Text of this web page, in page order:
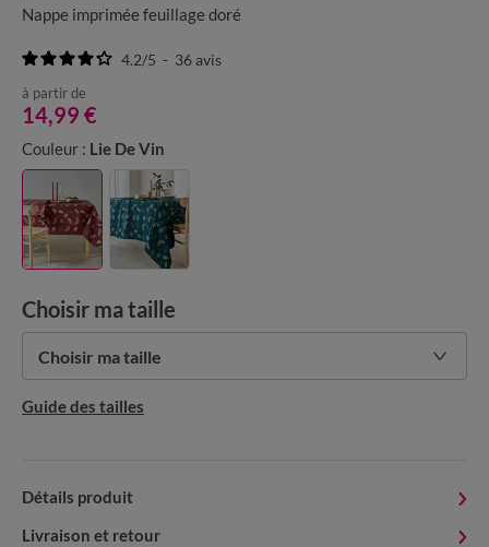
Nappe imprimée feuillage doré
4.2/5 - 36avis
à partir de
14,99 €
Couleur : Lie De Vin
Choisir ma taille
Choisir ma taille
Guide des tailles
Détails produit
Livraison et retour